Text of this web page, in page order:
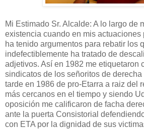
Mi Estimado Sr. Alcalde: A lo largo de
existencia cuando en mis
ha tenido argumentos para rebatir los
indefectiblemente ha tratado de
adjetivos. Así en 1982 me etiquetaron
sindicatos de los señoritos de
tarde en 1986 de pro-Etarra a raiz del
más cercanos en el tiempo y siendo
oposición me calificaron de facha
ante la puerta Consistorial
con ETA por la dignidad de sus